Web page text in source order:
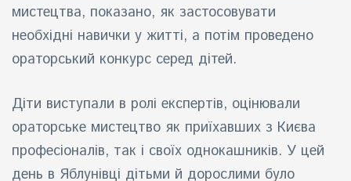
мистецтва, показано, як застосовувати
необхідні навички у житті, а потім проведено
ораторський конкурс серед дітей.
Діти виступали в ролі експертів, оцінювали
ораторське мистецтво як приїхавших з Києва
професіоналів, так і своїх однокашників. У цей
день в Яблунівці дітьми й дорослими було